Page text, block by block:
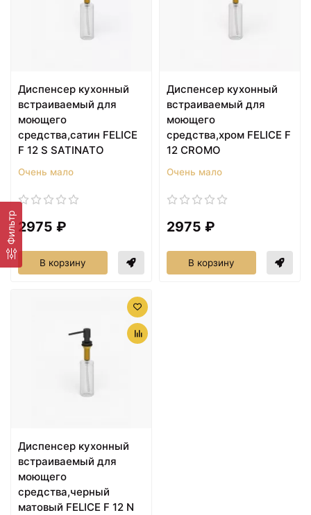
Фильтр
Диспенсер кухонный
встраиваемый для
моющего
средства,сатин FELICE
F 12 S SATINATO
Очень мало
2975 ₽
В корзину
Диспенсер кухонный
встраиваемый для
моющего
средства,хром FELICE F
12 CROMO
Очень мало
2975 ₽
В корзину
Диспенсер кухонный
встраиваемый для
моющего
средства,черный
матовый FELICE F 12 N